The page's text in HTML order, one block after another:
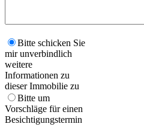
Bitte schicken Sie
mir unverbindlich
weitere
Informationen zu
dieser Immobilie zu
Bitte um
Vorschläge für einen
Besichtigungstermin